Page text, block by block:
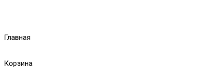
Главная
Корзина